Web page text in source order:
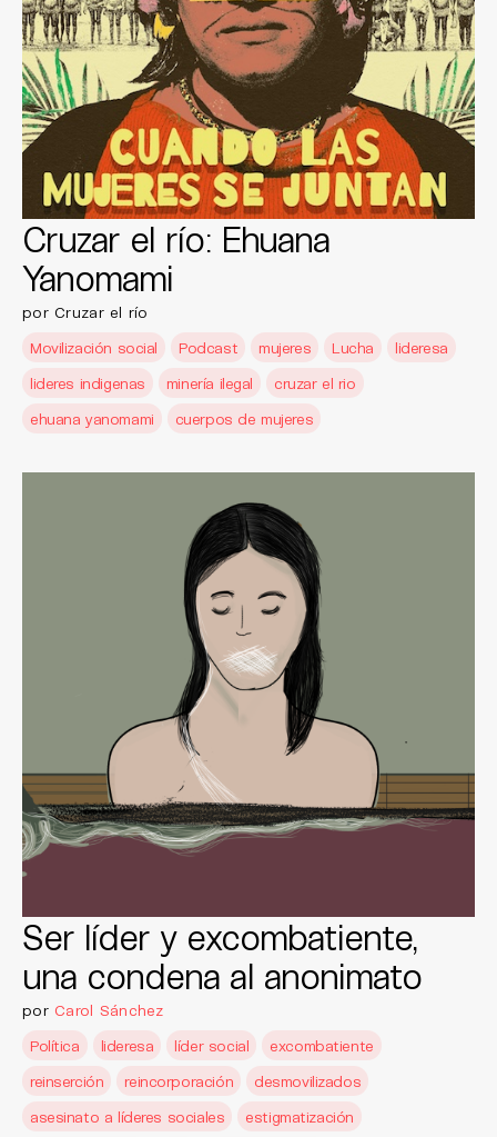
Cruzar el río: Ehuana
Yanomami
por Cruzar el río
Movilización social
Podcast mujeres Lucha
lideresa
lideres indigenas
minería ilegal
cruzar el rio
ehuana yanomami
cuerpos de mujeres
Ser líder y excombatiente,
una condena al anonimato
por Carol Sánchez
Política
lideresa líder social
excombatiente
reinserción
reincorporación
desmovilizados
asesinato a líderes sociales
estigmatización